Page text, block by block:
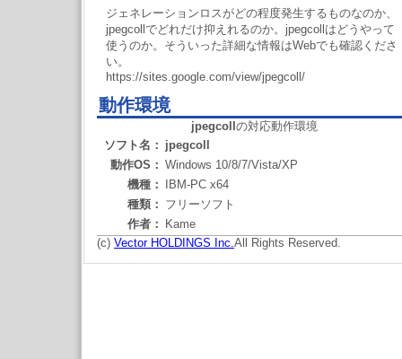
ジェネレーションロスがどの程度発生するものなのか、
jpegcollでどれだけ抑えれるのか。jpegcollはどうやって
使うのか。そういった詳細な情報はWebでも確認くださ
い。
https://sites.google.com/view/jpegcoll/
動作環境
jpegcoll の対応動作環境
ソフト名： jpegcoll
動作OS： Windows 10/8/7/Vista/XP
機種：
IBM-PC x64
種類： フリーソフト
作者：
Kame
(c) Vector HOLDINGS Inc.All Rights Reserved.